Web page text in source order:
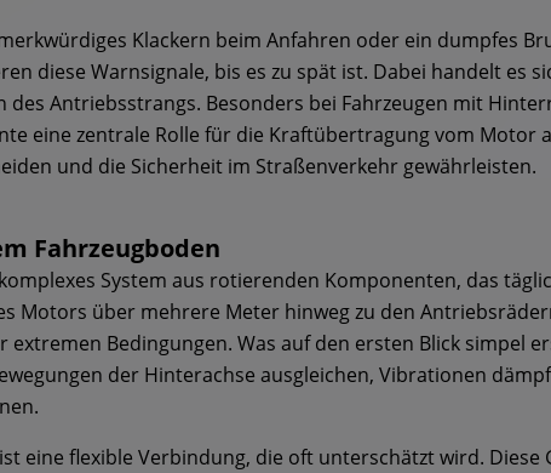
Klackern beim Anfahren oder ein dumpfes
diese Warnsignale, bis es zu spät ist. Dabei handelt es
Antriebsstrangs. Besonders bei Fahrzeugen mit
eine zentrale Rolle für die Kraftübertragung vom Motor
und die Sicherheit im Straßenverkehr gewährleisten.
Fahrzeugboden
System aus rotierenden Komponenten, das
Motors über mehrere Meter hinweg zu den
Bedingungen. Was auf den ersten Blick simpel
der Hinterachse ausgleichen, Vibrationen
eine flexible Verbindung, die oft unterschätzt wird.